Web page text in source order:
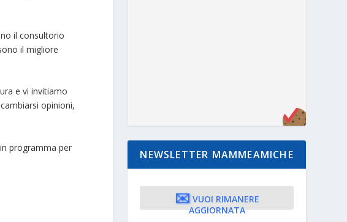
il consultorio
il migliore
e vi invitiamo
opinioni,
programma per
NEWSLETTER MAMMEAMICHE
✉️ VUOI RIMANERE
AGGIORNATA